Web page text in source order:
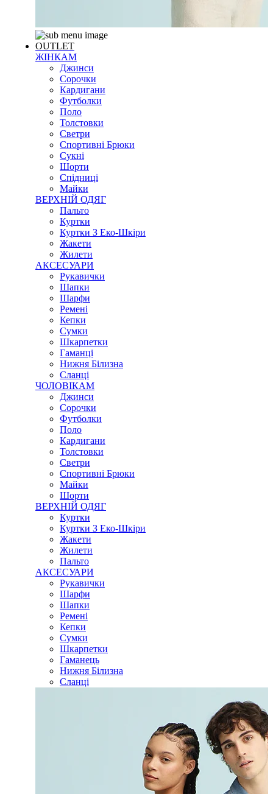
OUTLET
ЖІНКАМ
Джинси
Сорочки
Кардигани
Футболки
Поло
Толстовки
Светри
Спортивні Брюки
Сукні
Шорти
Спідниці
Майки
ВЕРХНІЙ ОДЯГ
Пальто
Куртки
Куртки З Еко-Шкіри
Жакети
Жилети
АКСЕСУАРИ
Рукавички
Шапки
Шарфи
Ремені
Кепки
Сумки
Шкарпетки
Гаманці
Нижня Білизна
Сланці
ЧОЛОВІКАМ
Джинси
Сорочки
Футболки
Поло
Кардигани
Толстовки
Светри
Спортивні Брюки
Майки
Шорти
ВЕРХНІЙ ОДЯГ
Куртки
Куртки З Еко-Шкіри
Жакети
Жилети
Пальто
АКСЕСУАРИ
Рукавички
Шарфи
Шапки
Ремені
Кепки
Сумки
Шкарпетки
Гаманець
Нижня Білизна
Сланці